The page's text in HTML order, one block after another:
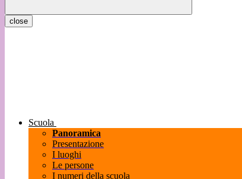
close
Scuola
Panoramica
Presentazione
I luoghi
Le persone
I numeri della scuola